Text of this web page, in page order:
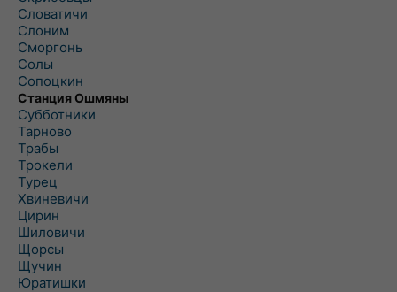
Словатичи
Слоним
Сморгонь
Солы
Сопоцкин
Станция Ошмяны
Субботники
Тарново
Трабы
Трокели
Турец
Хвиневичи
Цирин
Шиловичи
Щорсы
Щучин
Юратишки